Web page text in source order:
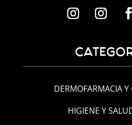
DERMOFARMACIA Y
HIGIENE Y